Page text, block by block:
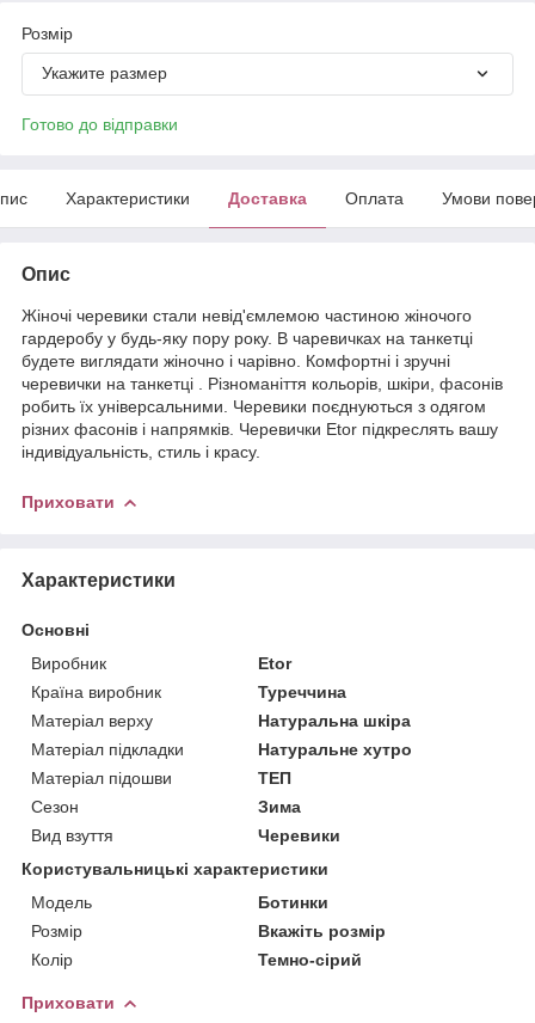
Розмір
Укажите размер
Готово до відправки
Характеристики Доставка Оплата Умови
Опис
Жіночі черевики стали невід'ємлемою частиною жіночого
гардеробу у будь-яку пору року. В чаревичках на танкетці
будете виглядати жіночно і чарівно. Комфортні і зручні
черевички на танкетці . Різноманіття кольорів, шкіри, фасонів
робить їх універсальними. Черевики поєднуються з одягом
різних фасонів і напрямків. Черевички Etor підкреслять вашу
індивідуальність, стиль і красу.
Приховати
Характеристики
Основні
Виробник
Etor
Країна виробник
Туреччина
Матеріал верху
Натуральна шкіра
Матеріал підкладки
Натуральне хутро
Матеріал підошви
ТЕП
Сезон
Зима
Вид взуття
Черевики
Користувальницькі характеристики
Мoдель
Ботинки
Розмір
Вкажіть розмір
Колір
Темно-сірий
Приховати